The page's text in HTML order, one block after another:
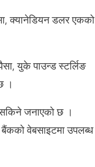
क्यानेडियन डलर एकको
युके पाउन्ड स्टर्लिङ
।
जनाएको छ ।
वेबसाइटमा उपलब्ध